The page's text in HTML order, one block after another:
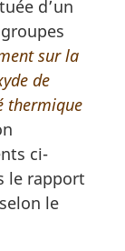
d’un
sur la
de
thermique
ci-
le rapport
le